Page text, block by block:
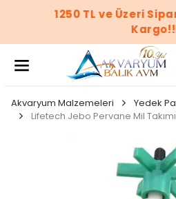
1250 TL ve Üzeri
Akvaryum Malzemeleri
Yedek
Lifetech Jebo Pervane Mil Takımı